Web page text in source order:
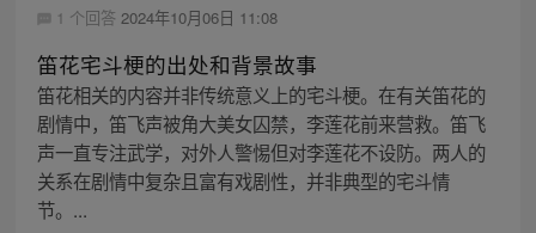
1 个回答 2024年10月06日 11:08
笛花宅斗梗的出处和背景故事
笛花相关的内容并非传统意义上的宅斗梗。在有关笛花的
剧情中，笛飞声被角大美女囚禁，李莲花前来营救。笛飞
声一直专注武学，对外人警惕但对李莲花不设防。两人的
关系在剧情中复杂且富有戏剧性，并非典型的宅斗情
节。...